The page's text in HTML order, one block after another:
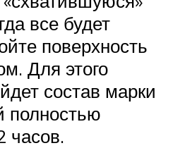
все будет
поверхность
Для этого
состав марки
полностью
часов.